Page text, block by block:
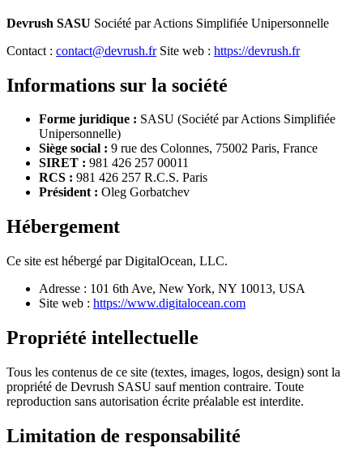
Devrush SASU Société par Actions Simplifiée Unipersonnelle
Contact : contact@devrush.frSite web : https://devrush.fr
Informations sur la société
Forme juridique : SASU (Société par Actions Simplifiée
Unipersonnelle)
Siège social : 9 rue des Colonnes, 75002 Paris, France
SIRET : 981 426 257 00011
RCS : 981 426 257 R.C.S. Paris
Président : Oleg Gorbatchev
Hébergement
Ce site est hébergé par DigitalOcean, LLC.
Adresse : 101 6th Ave, New York, NY 10013, USA
Site web : https://www.digitalocean.com
Propriété intellectuelle
Tous les contenus de ce site (textes, images, logos, design) sont la
propriété de Devrush SASU sauf mention contraire. Toute
reproduction sans autorisation écrite préalable est interdite.
Limitation de responsabilité